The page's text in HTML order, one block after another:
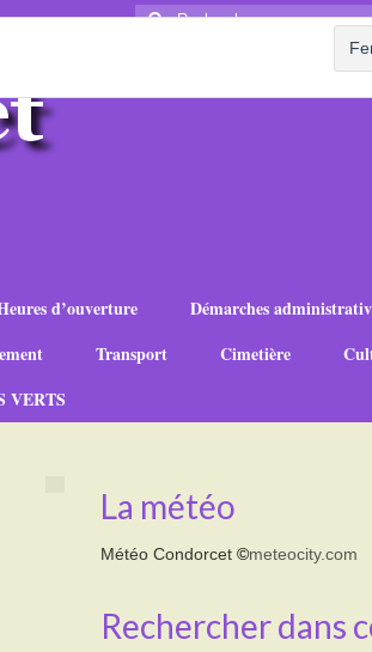
Rechercher
d’ouverture
Démarches
Transport Cimetière
VERTS
La météo
Météo Condorcet©meteocity.com
Rechercher dans